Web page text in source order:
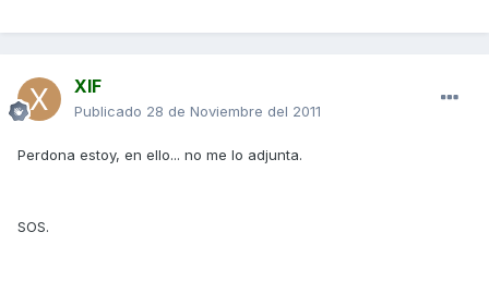
XIF
Publicado 28 de Noviembre del 2011
Perdona estoy, en ello... no me lo adjunta.
SOS.